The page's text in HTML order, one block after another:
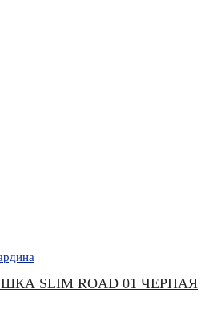
SLIM ROAD 01 ЧЕРНАЯ